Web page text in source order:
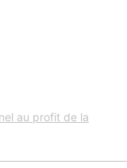
au profit de la